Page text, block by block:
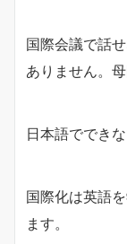
国際会議で話
ありません。
日本語ででき
国際化は英語
ます。